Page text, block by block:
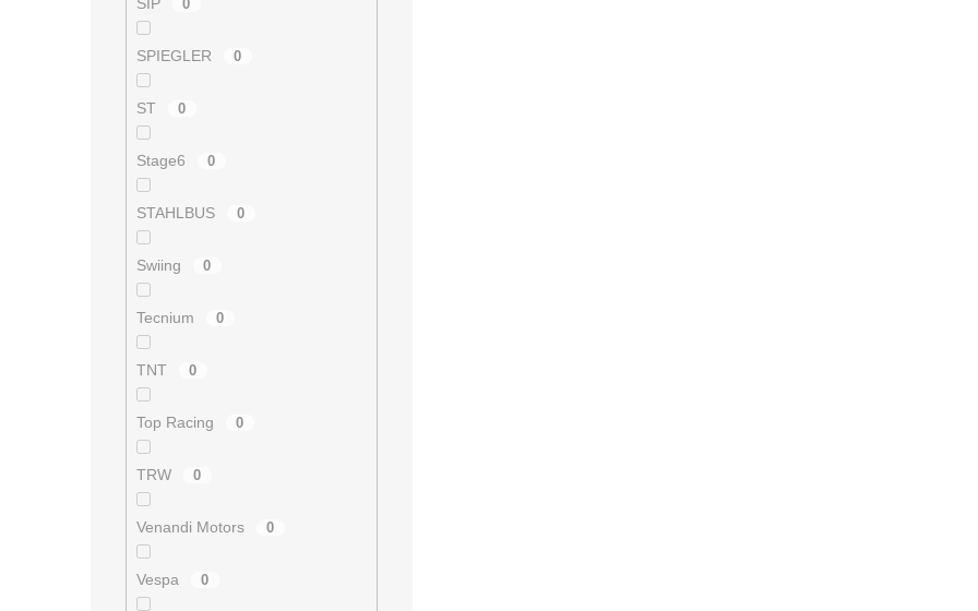
0
SPIEGLER 0
ST 0
Stage6 0
STAHLBUS 0
Swiing 0
Tecnium 0
TNT 0
Top Racing 0
TRW 0
Venandi Motors 0
Vespa 0